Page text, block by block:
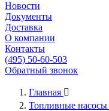
Новости
Документы
Доставка
О компании
Контакты
(495) 50-60-503
Обратный звонок
Главная 
Топливные насосы